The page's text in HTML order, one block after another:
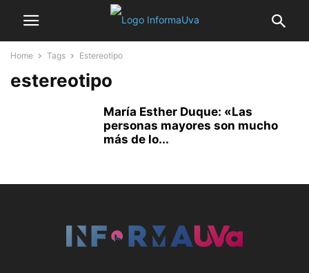
Home Tags Estereotipo
estereotipo
María Esther Duque: «Las
personas mayores son mucho
más de lo...